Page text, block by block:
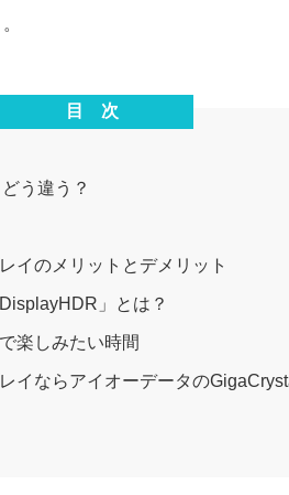
目 次
う違う？
イのメリットとデメリット
」とは？
楽しみたい時間
イならアイオーデータの